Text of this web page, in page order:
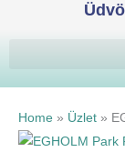
Home » Üzlet »